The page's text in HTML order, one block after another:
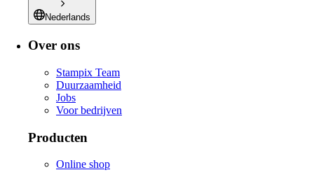
Nederlands
Over ons
Stampix Team
Duurzaamheid
Jobs
Voor bedrijven
Producten
Online shop